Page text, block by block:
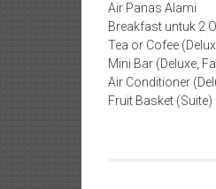
Air Panas Alami
Breakfast untuk 2
Tea or Cofee
Mini Bar (Deluxe,
Air Conditioner
Fruit Basket (Suite)